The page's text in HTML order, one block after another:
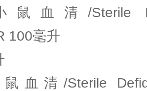
血清/Sterile
100毫升
血清/Sterile